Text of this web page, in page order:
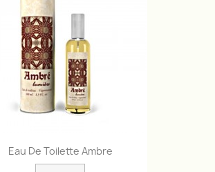
Eau De Toilette Ambre